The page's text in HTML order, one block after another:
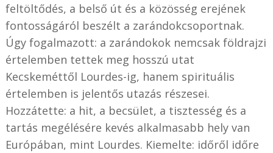
feltöltődés, a belső út és a közösség erejének
fontosságáról beszélt a zarándokcsoportnak.
Úgy fogalmazott: a zarándokok nemcsak földrajzi
értelemben tettek meg hosszú utat
Kecskeméttől Lourdes-ig, hanem spirituális
értelemben is jelentős utazás részesei.
Hozzátette: a hit, a becsület, a tisztesség és a
tartás megélésére kevés alkalmasabb hely van
Európában, mint Lourdes. Kiemelte: időről időre